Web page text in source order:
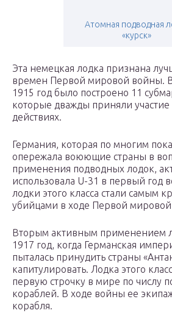
Атомная подводная
«курск»
Эта немецкая лодка признана
времен Первой мировой войны.
1915 год было построено 11
которые дважды приняли
действиях.
Германия, которая по многим
опережала воюющие страны в
применения подводных лодок,
использовала U-31 в первый год
лодки этого класса стали самым
убийцами в ходе Первой
Вторым активным применением
1917 год, когда Германская
пыталась принудить страны
капитулировать. Лодка этого
первую строчку в мире по числу
кораблей. В ходе войны ее
корабля.